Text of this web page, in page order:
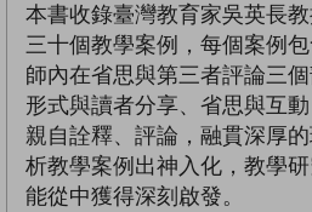
本書收錄臺灣教育家吳英長
三十個教學案例，每個案例
師內在省思與第三者評論三
形式與讀者分享、省思與互
親自詮釋、評論，融貫深厚
析教學案例出神入化，教學
能從中獲得深刻啟發。